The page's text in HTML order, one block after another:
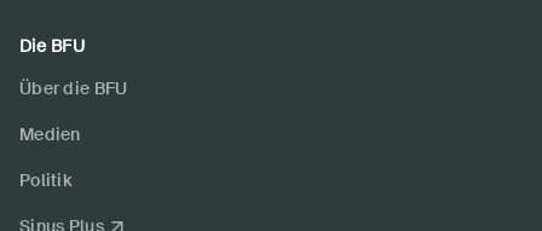
Die BFU
Über die BFU
Medien
Politik
Sinus Plus